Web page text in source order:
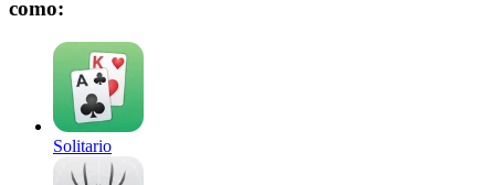
como:
Solitario